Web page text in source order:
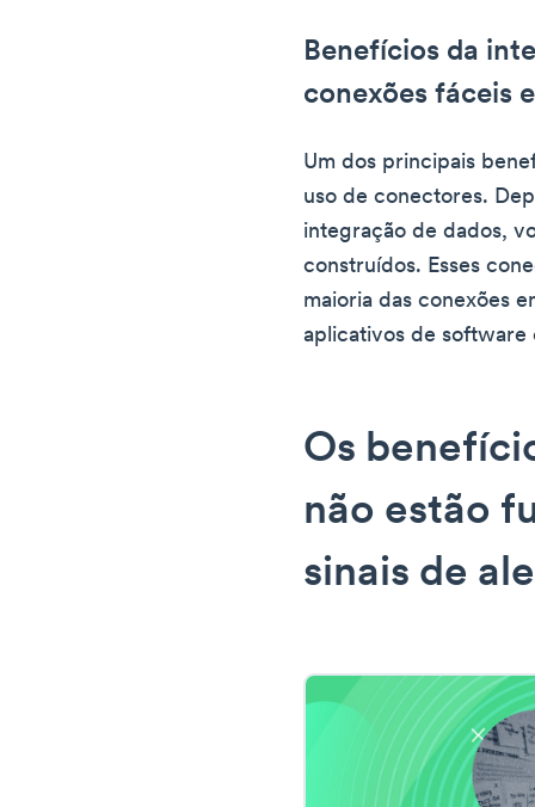
Benefícios da
conexões fáceis
Um dos principais
uso de conectores.
integração de dados,
construídos. Esses
maioria das conexões
aplicativos de software
Os
não estão
sinais de